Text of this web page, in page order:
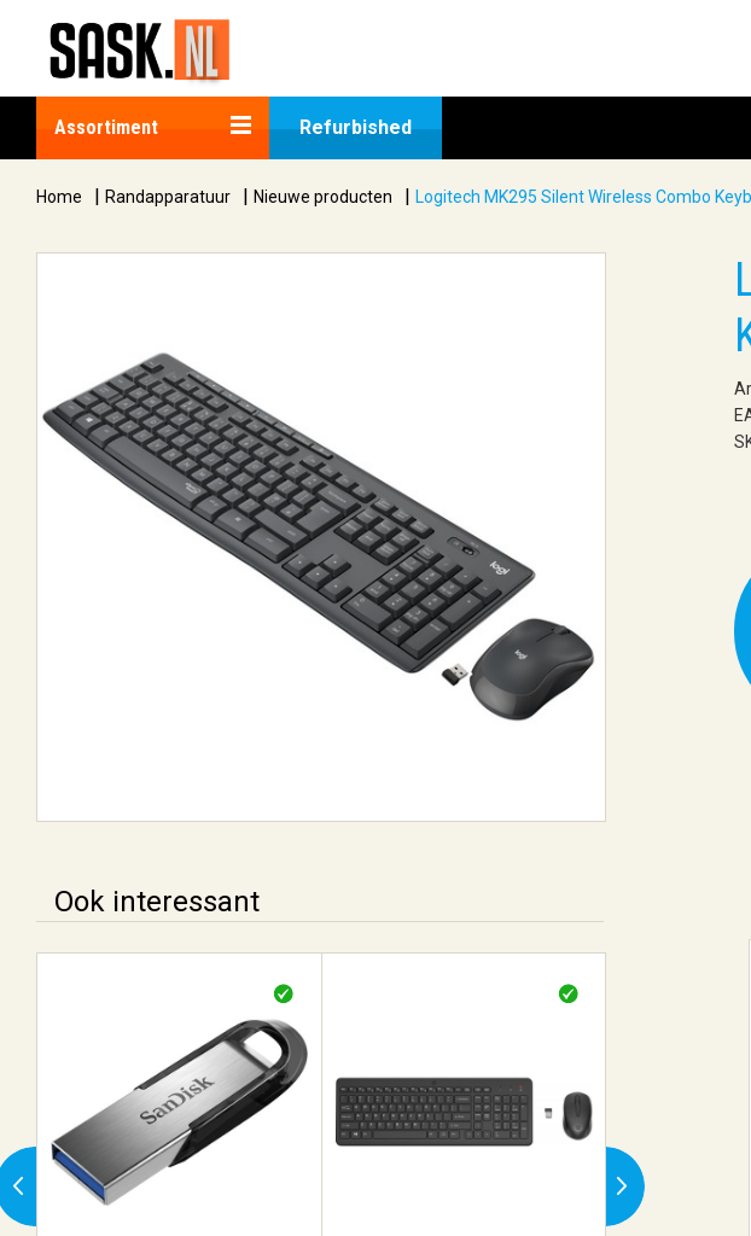
Assortiment Refurbished
Home | Randapparatuur | Nieuwe producten | Logitech MK295 Silent Wireless Combo
Ook interessant